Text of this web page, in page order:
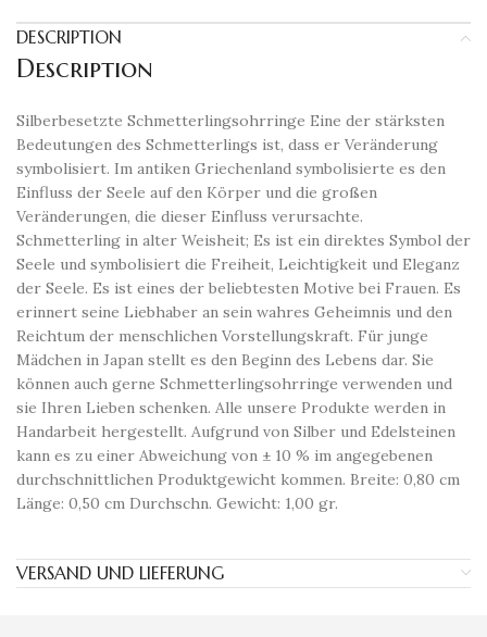
DESCRIPTION
Description
Silberbesetzte Schmetterlingsohrringe Eine der stärksten
Bedeutungen des Schmetterlings ist, dass er Veränderung
symbolisiert. Im antiken Griechenland symbolisierte es den
Einfluss der Seele auf den Körper und die großen
Veränderungen, die dieser Einfluss verursachte.
Schmetterling in alter Weisheit; Es ist ein direktes Symbol der
Seele und symbolisiert die Freiheit, Leichtigkeit und Eleganz
der Seele. Es ist eines der beliebtesten Motive bei Frauen. Es
erinnert seine Liebhaber an sein wahres Geheimnis und den
Reichtum der menschlichen Vorstellungskraft. Für junge
Mädchen in Japan stellt es den Beginn des Lebens dar. Sie
können auch gerne Schmetterlingsohrringe verwenden und
sie Ihren Lieben schenken. Alle unsere Produkte werden in
Handarbeit hergestellt. Aufgrund von Silber und Edelsteinen
kann es zu einer Abweichung von ± 10 % im angegebenen
durchschnittlichen Produktgewicht kommen. Breite: 0,80 cm
Länge: 0,50 cm Durchschn. Gewicht: 1,00 gr.
VERSAND UND LIEFERUNG